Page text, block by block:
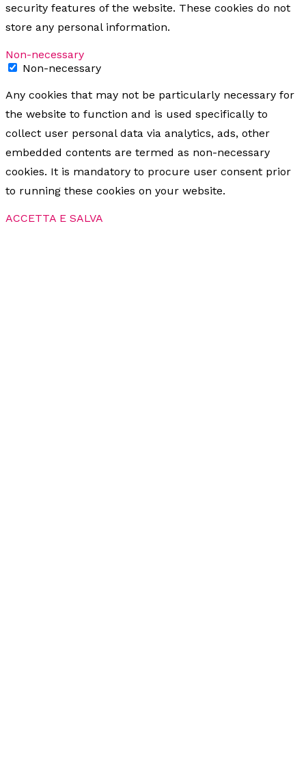
security features of the website. These cookies do not
store any personal information.
Non-necessary
Non-necessary
Any cookies that may not be particularly necessary for
the website to function and is used specifically to
collect user personal data via analytics, ads, other
embedded contents are termed as non-necessary
cookies. It is mandatory to procure user consent prior
to running these cookies on your website.
ACCETTA E SALVA